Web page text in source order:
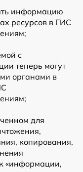
информацию
ресурсов в ГИС
с
теперь могут
органами в
для
копирования,
«информации,